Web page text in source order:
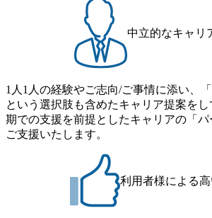
できる 2026年8月21日(金) 19:30〜21:30
月12日(水) 16:00 ※参加状況によっては
く可能性がございます。 このたび、フ
対象にした懇親会形式の採用イベント「
を開催いたします。 カジュアルな場で
できる機会ですので、ぜひご参加くださ
Consulting代表取締役の早田とMDやそ
名参加する予定です！ ●費用 : 無料 虎
細な場所については参加者の方へ個別
す。 コンサルファームにてマネージャ
ンスも大きい。 代表インタビュー https://
a040c36b128 Forbes JAPAN BrandVoice
ロジーで企業の可能性を引き出すこと。
Tコンサルタントという伴走者」 https://
s/detail/67452 Forbes JAPAN BrandVoice
界におけるIT人材価値再興。Dirbatoの最
切り開くテクノロジーの変革」 https://
preview/
ndVoice Studio 「求めるのは、競争と連
ファーム・Dirbatoの社員支援」 https://
detail/69848 MyViision企業インタビュー①
jp/consulting-firm/dirbato/interview01
ー② https://my-vision.co.jp/consulting-firm/
26年8月18日(火) 19:00開始～最長20:00終
中立的なキャリ
1人1人の経験やご志向/ご事情に添い、
という選択肢も含めたキャリア提案を
期での支援を前提としたキャリアの「
ご支援いたします。
利用者様による